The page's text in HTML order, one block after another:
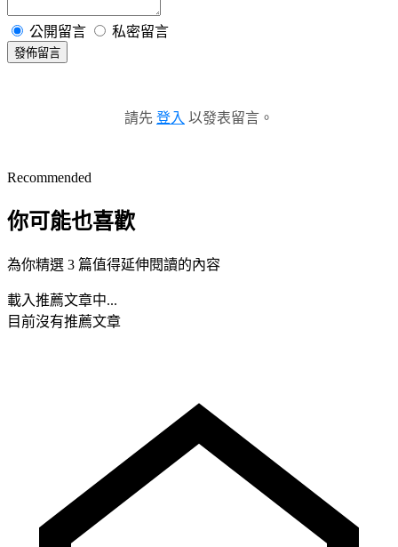
公開留言 私密留言
發佈留言
請先 登入 以發表留言。
Recommended
你可能也喜歡
為你精選 3 篇值得延伸閱讀的內容
載入推薦文章中...
目前沒有推薦文章